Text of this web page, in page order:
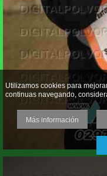
Utilizamos cookies para
continuas navegando,
Más información